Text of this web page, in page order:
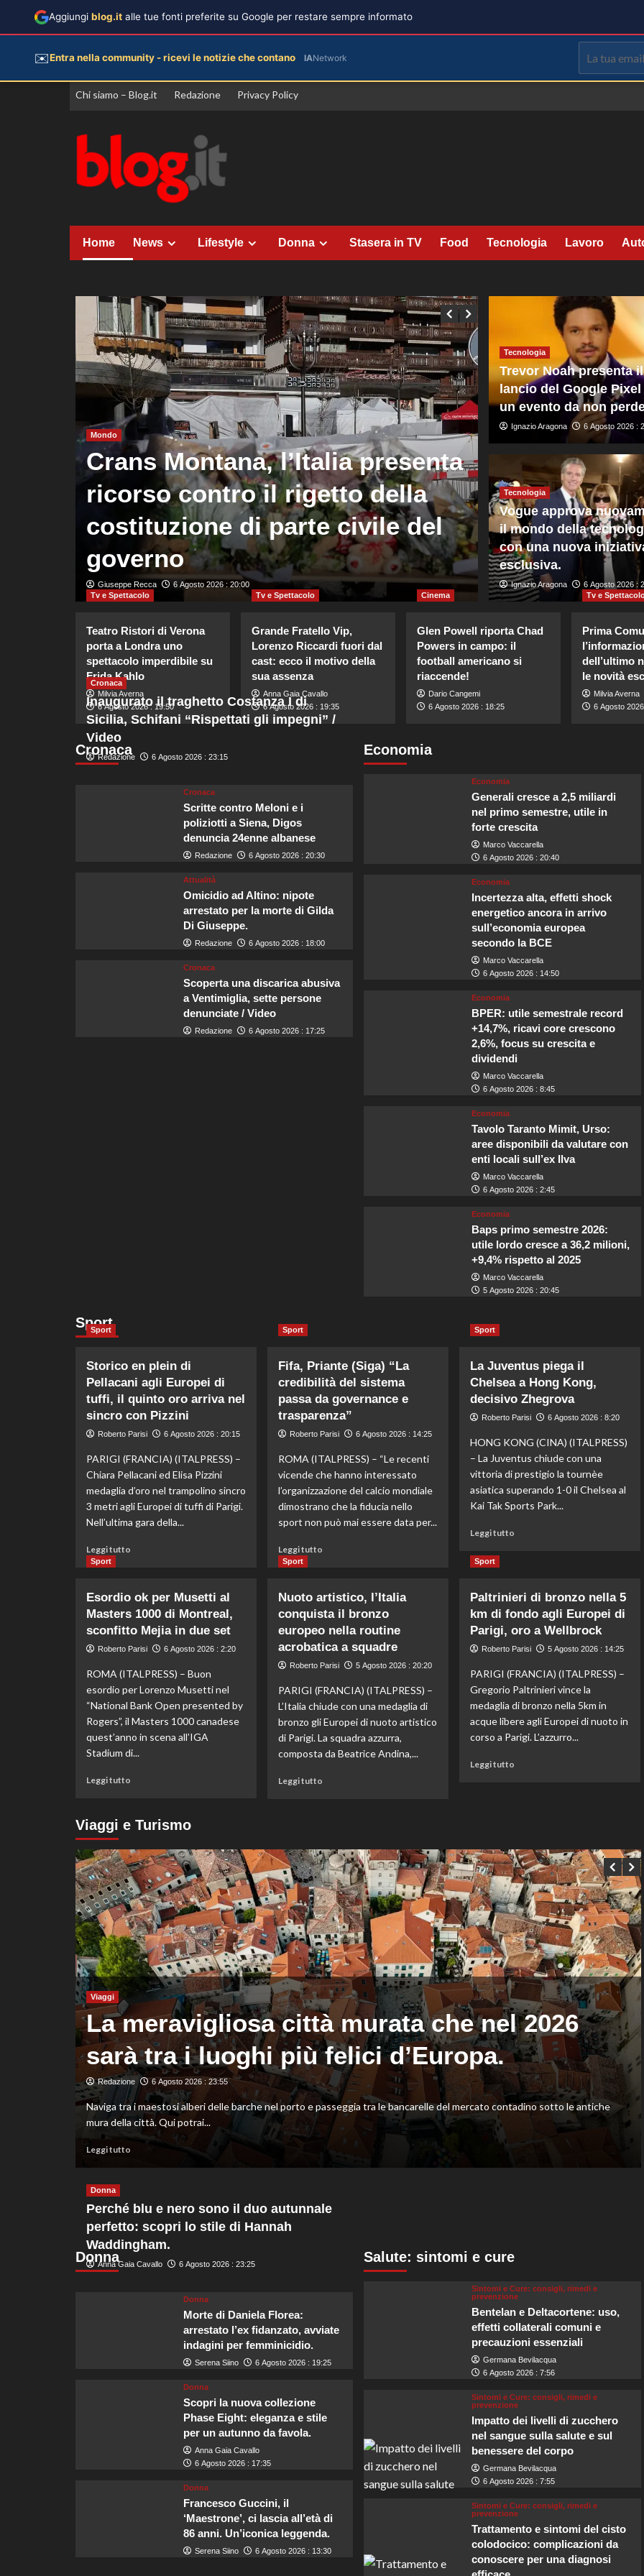
Vai
Chi siamo – Blog.it Redazione Privacy Policy
Home News Lifestyle Donna Stasera in TV Food Tecnologia Lavoro
Mondo
Crans Montana, l’Italia presenta
ricorso contro il rigetto della
costituzione di parte civile del
governo
Giuseppe Recca 6 Agosto 2026 : 20:00
81°
premier
riafferma i
nucleari
Giuseppe Recca 6 Agosto 2026 :
Tecnologia
Trevor Noah presenta il
lancio del Google Pixel
un evento da non
Ignazio Aragona 6 Agosto 2026 :
Tecnologia
Vogue approva
il mondo della
con una nuova
esclusiva.
Ignazio Aragona 6 Agosto 2026 :
Tv e Spettacolo
Teatro Ristori di Verona
porta a Londra uno
spettacolo imperdibile su
Frida Kahlo
Milvia Averna
6 Agosto 2026 : 19:50
Tv e Spettacolo
Grande Fratello Vip,
Lorenzo Riccardi fuori dal
cast: ecco il motivo della
sua assenza
Anna Gaia Cavallo
6 Agosto 2026 : 19:35
Cinema
Glen Powell riporta Chad
Powers in campo: il
football americano si
riaccende!
Dario Cangemi
6 Agosto 2026 : 18:25
Tv e
Prima
dell’ultimo
le novità
Milvia Averna
6 Agosto
Cronaca
Cronaca
Inaugurato il traghetto Costanza I di
Sicilia, Schifani “Rispettati gli impegni” /
Video
Redazione 6 Agosto 2026 : 23:15
Cronaca
Scritte contro Meloni e i
poliziotti a Siena, Digos
denuncia 24enne albanese
Redazione 6 Agosto 2026 : 20:30
Attualità
Omicidio ad Altino: nipote
arrestato per la morte di Gilda
Di Giuseppe.
Redazione 6 Agosto 2026 : 18:00
Cronaca
Scoperta una discarica abusiva
a Ventimiglia, sette persone
denunciate / Video
Redazione 6 Agosto 2026 : 17:25
Economia
Economia
Generali cresce a 2,5 miliardi
nel primo semestre, utile in
forte crescita
Marco Vaccarella
6 Agosto 2026 : 20:40
Economia
Incertezza alta, effetti shock
energetico ancora in arrivo
sull’economia europea
secondo la BCE
Marco Vaccarella
6 Agosto 2026 : 14:50
Economia
BPER: utile semestrale record
+14,7%, ricavi core crescono
2,6%, focus su crescita e
dividendi
Marco Vaccarella
6 Agosto 2026 : 8:45
Economia
Tavolo Taranto Mimit, Urso:
aree disponibili da valutare con
enti locali sull’ex Ilva
Marco Vaccarella
6 Agosto 2026 : 2:45
Economia
Baps primo semestre 2026:
utile lordo cresce a 36,2 milioni,
+9,4% rispetto al 2025
Marco Vaccarella
5 Agosto 2026 : 20:45
Sport
Sport
Storico en plein di
Pellacani agli Europei di
tuffi, il quinto oro arriva nel
sincro con Pizzini
Roberto Parisi 6 Agosto 2026 : 20:15
PARIGI (FRANCIA) (ITALPRESS) –
Chiara Pellacani ed Elisa Pizzini
medaglia d’oro nel trampolino sincro
3 metri agli Europei di tuffi di Parigi.
Nell’ultima gara della...
Leggi tuttoLeggi
Storico
en
plein
agli
Europei
tuffi,
il
quinto
oro
nel
Pizzini
Sport
Fifa, Priante (Siga) “La
credibilità del sistema
passa da governance e
trasparenza”
Roberto Parisi 6 Agosto 2026 : 14:25
ROMA (ITALPRESS) – “Le recenti
vicende che hanno interessato
l’organizzazione del calcio mondiale
dimostrano che la fiducia nello
sport non può mai essere data per...
Leggi tuttoLeggi
Fifa,
Priante
(Siga)
“La
del
passa
da
governance
e
trasparenza”
Sport
La Juventus piega il
Chelsea a Hong Kong,
decisivo Zhegrova
Roberto Parisi 6 Agosto 2026 : 8:20
HONG KONG (CINA) (ITALPRESS)
– La Juventus chiude con una
vittoria di prestigio la tournèe
asiatica superando 1-0 il Chelsea al
Kai Tak Sports Park...
Leggi tutto
Juventus
piega
il
a
Kong,
decisivo
Zhegrova
Sport
Esordio ok per Musetti al
Masters 1000 di Montreal,
sconfitto Mejia in due set
Roberto Parisi 6 Agosto 2026 : 2:20
ROMA (ITALPRESS) – Buon
esordio per Lorenzo Musetti nel
“National Bank Open presented by
Rogers”, il Masters 1000 canadese
quest’anno in scena all’IGA
Stadium di...
Leggi tuttoLeggi
su
Esordio
per
Musetti
al
Masters
1000
di
Montreal,
sconfitto
Mejia
Sport
Nuoto artistico, l’Italia
conquista il bronzo
europeo nella routine
acrobatica a squadre
Roberto Parisi 5 Agosto 2026 : 20:20
PARIGI (FRANCIA) (ITALPRESS) –
L’Italia chiude con una medaglia di
bronzo gli Europei di nuoto artistico
di Parigi. La squadra azzurra,
composta da Beatrice Andina,...
Leggi tuttoLeggi
artistico,
l’Italia
conquista
il
bronzo
europeo
nella
routine
acrobatica
a
squadre
Sport
Paltrinieri di bronzo nella 5
km di fondo agli Europei di
Parigi, oro a Wellbrock
Roberto Parisi 5 Agosto 2026 : 14:25
PARIGI (FRANCIA) (ITALPRESS) –
Gregorio Paltrinieri vince la
medaglia di bronzo nella 5km in
acque libere agli Europei di nuoto in
corso a Parigi. L’azzurro...
Leggi tutto
nella
5
km
di
fondo
agli
Europei
di
Parigi,
oro
Wellbrock
Viaggi e Turismo
Viaggi
La meravigliosa città murata che nel 2026
sarà tra i luoghi più felici d’Europa.
Redazione 6 Agosto 2026 : 23:55
Naviga tra i maestosi alberi delle barche nel porto e passeggia tra le bancarelle del mercato contadino sotto le antiche
mura della città. Qui potrai...
Leggi tuttoLeggi
La
meravigliosa
città
murata
nel
Donna
Donna
Perché blu e nero sono il duo autunnale
perfetto: scopri lo stile di Hannah
Waddingham.
Anna Gaia Cavallo 6 Agosto 2026 : 23:25
Donna
Morte di Daniela Florea:
arrestato l’ex fidanzato, avviate
indagini per femminicidio.
Serena Siino 6 Agosto 2026 : 19:25
Donna
Scopri la nuova collezione
Phase Eight: eleganza e stile
per un autunno da favola.
Anna Gaia Cavallo
6 Agosto 2026 : 17:35
Donna
Francesco Guccini, il
‘Maestrone’, ci lascia all’età di
86 anni. Un’iconica leggenda.
Serena Siino 6 Agosto 2026 : 13:30
Salute: sintomi e cure
Sintomi e Cure: consigli, rimedi e
prevenzione
Bentelan e Deltacortene: uso,
effetti collaterali comuni e
precauzioni essenziali
Germana Bevilacqua
6 Agosto 2026 : 7:56
Sintomi e Cure: consigli, rimedi e
prevenzione
Impatto dei livelli di zucchero
nel sangue sulla salute e sul
benessere del corpo
Germana Bevilacqua
6 Agosto 2026 : 7:55
Sintomi e Cure: consigli, rimedi e
prevenzione
Trattamento e sintomi del cisto
colodocico: complicazioni da
conoscere per una diagnosi
Aggiungi blog.it alle tue fonti preferite su Google per restare sempre informato
✉️Entra nella community - ricevi le notizie che contano IANetwork